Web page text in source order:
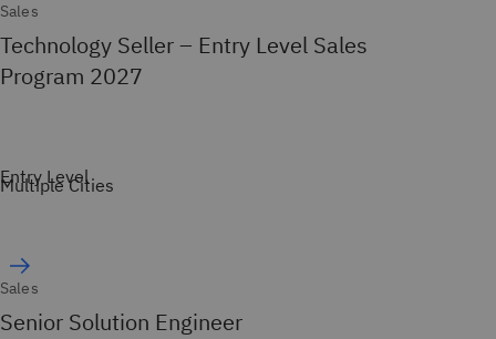
Sales
Technology Seller – Entry Level Sales
Program 2027
Entry Level
Multiple Cities
Sales
Senior Solution Engineer